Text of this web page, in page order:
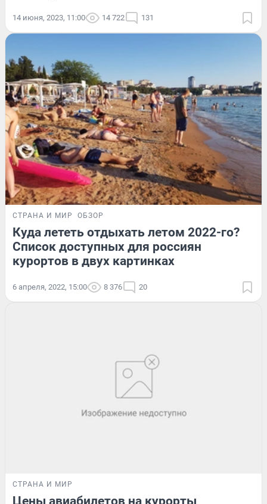
14 июня, 2023, 11:00 14 722 131
СТРАНА И МИР ОБЗОР
Куда лететь отдыхать летом 2022-го?
Список доступных для россиян
курортов в двух картинках
6 апреля, 2022, 15:00 8 376 20
СТРАНА И МИР